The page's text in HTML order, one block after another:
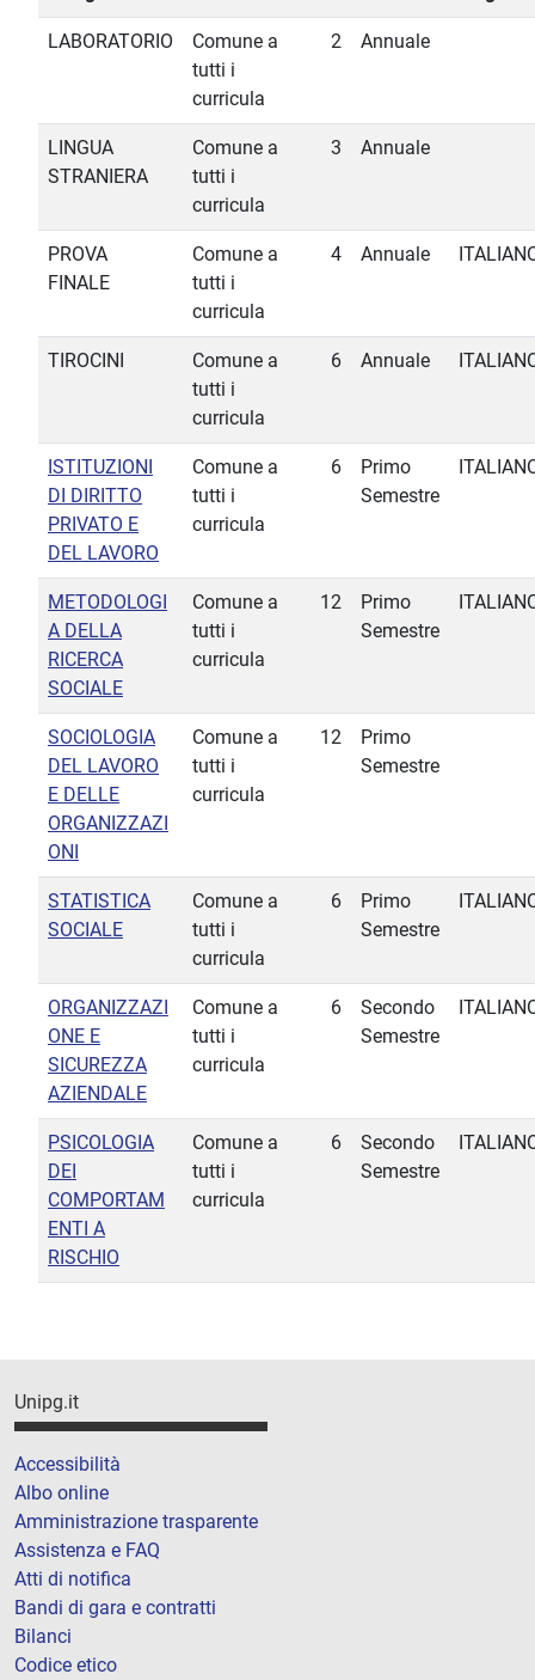
LABORATORIO
Comune a
tutti i
curricula
2 Annuale
LINGUA
STRANIERA
Comune a
tutti i
curricula
3 Annuale
PROVA
FINALE
Comune a
tutti i
curricula
4 Annuale
TIROCINI
Comune a
tutti i
curricula
6 Annuale
ISTITUZIONI
DI DIRITTO
PRIVATO E
DEL LAVORO
Comune a
tutti i
curricula
6
Primo
Semestre
METODOLOGI
A DELLA
RICERCA
SOCIALE
Comune a
tutti i
curricula
12
Primo
Semestre
SOCIOLOGIA
DEL LAVORO
E DELLE
ORGANIZZAZI
ONI
Comune a
tutti i
curricula
12
Primo
Semestre
STATISTICA
SOCIALE
Comune a
tutti i
curricula
6
Primo
Semestre
ORGANIZZAZI
ONE E
SICUREZZA
AZIENDALE
Comune a
tutti i
curricula
6
Secondo
Semestre
PSICOLOGIA
DEI
COMPORTAM
ENTI A
RISCHIO
Comune a
tutti i
curricula
6
Secondo
Semestre
Unipg.it
Accessibilità
Albo online
Amministrazione trasparente
Assistenza e FAQ
Atti di notifica
Bandi di gara e contratti
Bilanci
Codice etico